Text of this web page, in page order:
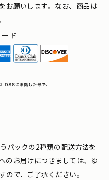
お願いします。なお、商品は
ド
パックの2種類の配送方法を
のお届けにつきましては、ゆ
ので、ご了承ください。